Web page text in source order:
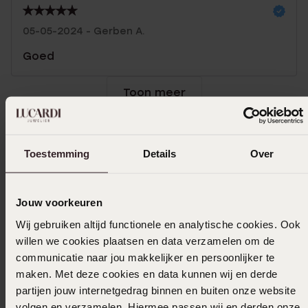
Toestemming Details Over
Jouw voorkeuren
Wij gebruiken altijd functionele en analytische cookies. Ook
willen we cookies plaatsen en data verzamelen om de
communicatie naar jou makkelijker en persoonlijker te
maken. Met deze cookies en data kunnen wij en derde
partijen jouw internetgedrag binnen en buiten onze website
05-05-2024 - Gerben A.
Goed
Toon meer
Selecteer maat & bestel
Ook leuk voor jou